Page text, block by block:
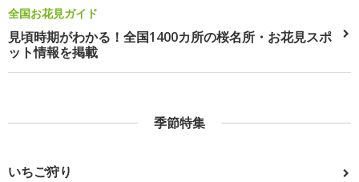
全国お花見ガイド
見頃時期がわかる！全国1400カ所の桜名所・お花見スポ
ット情報を掲載
季節特集
いちご狩り